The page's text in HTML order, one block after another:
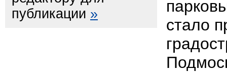
публикации »
стало